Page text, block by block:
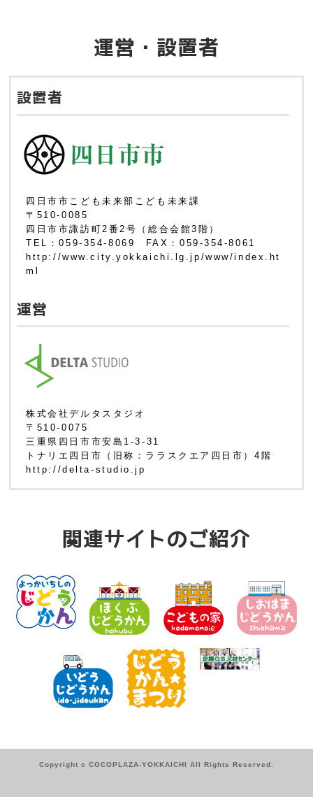
運営・設置者
設置者
四日市市こども未来部こども未来課
〒510-0085
四日市市諏訪町2番2号（総合会館3階）
TEL：059-354-8069 FAX：059-354-8061
http://www.city.yokkaichi.lg.jp/www/index.ht
ml
運営
株式会社デルタスタジオ
〒510-0075
三重県四日市市安島1-3-31
トナリエ四日市（旧称：ララスクエア四日市）4階
http://delta-studio.jp
関連サイトのご紹介
Copyright c COCOPLAZA-YOKKAICHI All Rights Reserved.